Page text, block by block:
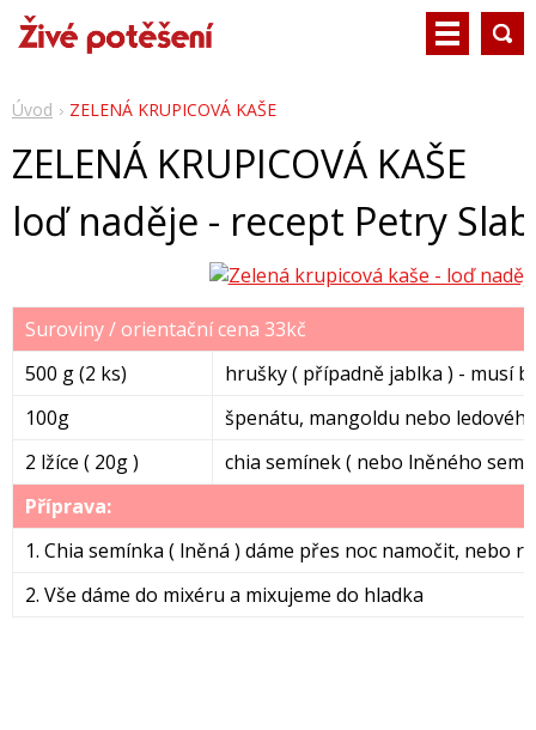
Úvod ZELENÁ KRUPICOVÁ KAŠE
ZELENÁ KRUPICOVÁ KAŠE
loď naděje - recept Petry
Suroviny / orientační cena 33kč
500 g (2 ks)
hrušky ( případně jablka ) - musí
100g
špenátu, mangoldu nebo
2 lžíce ( 20g )
chia semínek ( nebo lněného
Příprava:
1. Chia semínka ( lněná ) dáme přes noc namočit, nebo
2. Vše dáme do mixéru a mixujeme do hladka